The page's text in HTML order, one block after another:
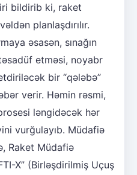
bildirib ki, raket
planlaşdırılır.
əsasən, sınağın
etməsi, noyabr
bir “qələbə”
verir. Həmin rəsmi,
ləngidəcək hər
vurğulayıb. Müdafiə
Raket Müdafiə
X” (Birləşdirilmiş Uçuş